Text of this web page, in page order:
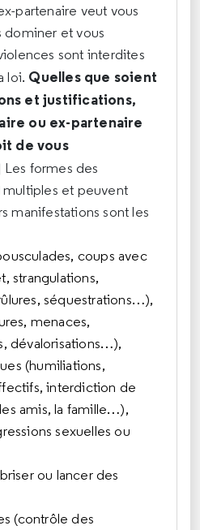
partenaire veut vous
dominer et vous
sont interdites
loi. Quelles que soient
et justifications,
ou ex-partenaire
de vous
formes des
et peuvent
manifestations sont les
coups avec
strangulations,
séquestrations…),
menaces,
dévalorisations…),
(humiliations,
interdiction de
amis, la famille…),
sexuelles ou
ou lancer des
(contrôle des